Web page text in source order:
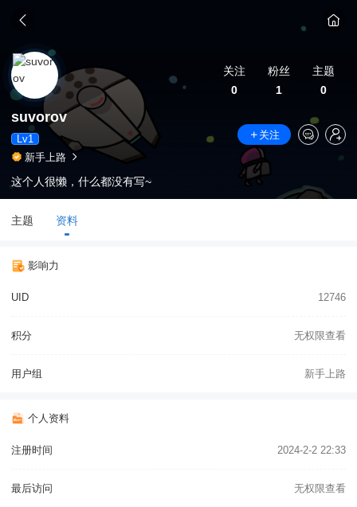
关注
0
粉丝
1
主题
0
suvorov
Lv1
关注
新手上路
这个人很懒，什么都没有写~
主题 资料
影响力
UID 12746
积分 无权限查看
用户组 新手上路
个人资料
注册时间 2024-2-2 22:33
最后访问 无权限查看